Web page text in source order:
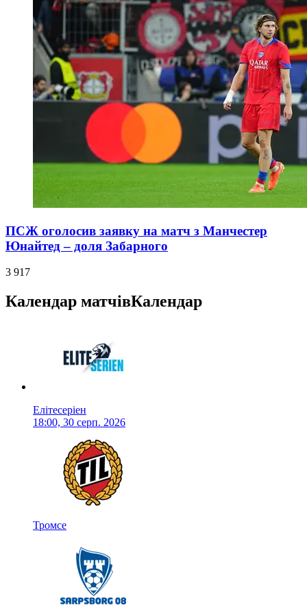
ПСЖ оголосив заявку на матч з Манчестер
Юнайтед – доля Забарного
3 917
Календар матчівКалендар
Елітесеріен
18:00, 30 серп. 2026
Тромсе